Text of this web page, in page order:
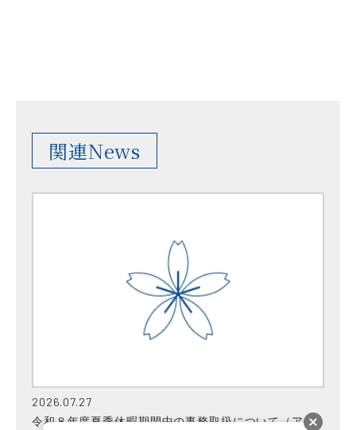
関連News
2026.07.27
令和８年度夏季休暇期間中の事務取扱について（アド